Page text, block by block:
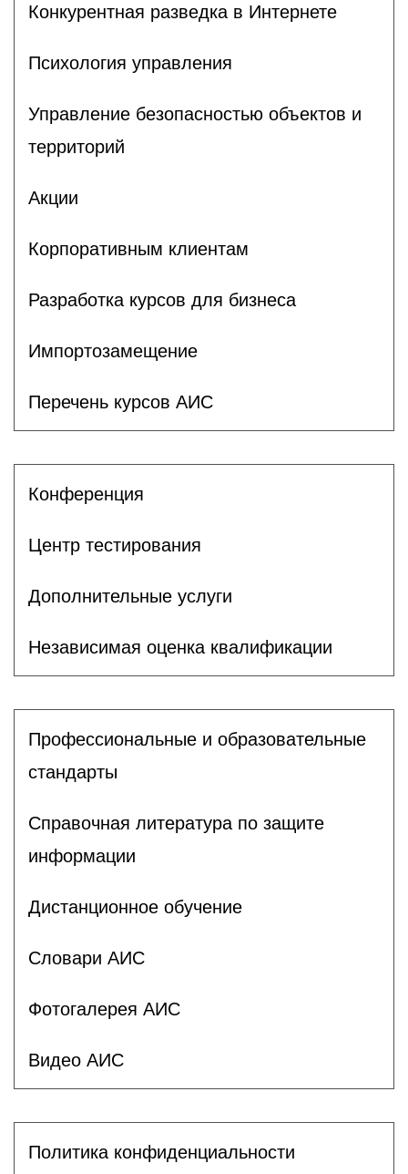
Конкурентная разведка в Интернете
Психология управления
Управление безопасностью объектов и
территорий
Акции
Корпоративным клиентам
Разработка курсов для бизнеса
Импортозамещение
Перечень курсов АИС
Конференция
Центр тестирования
Дополнительные услуги
Независимая оценка квалификации
Профессиональные и образовательные
стандарты
Справочная литература по защите
информации
Дистанционное обучение
Словари АИС
Фотогалерея АИС
Видео АИС
Политика конфиденциальности